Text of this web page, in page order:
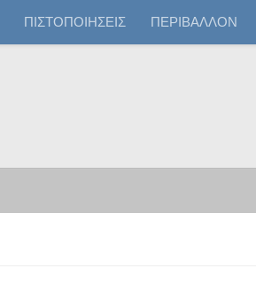
ΠΙΣΤΟΠΟΙΗΣΕΙΣ ΠΕΡΙΒΑΛΛΟΝ